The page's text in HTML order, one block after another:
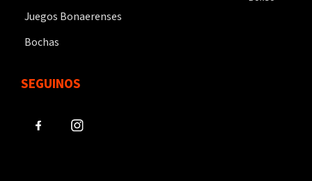
Juegos Bonaerenses
Bochas
SEGUINOS